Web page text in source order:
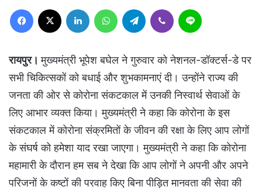
Facebook LinkedIn WhatsAppTelegram Viber
रायपुर।मुख्यमंत्री भूपेश बघेल ने गुरुवार को नेशनल-डॉक्टर्स-डे पर
सभी चिकित्सकों को बधाई और शुभकामनाएं दी। उन्होंने राज्य की
जनता की ओर से कोरोना संकटकाल में उनकी निस्वार्थ सेवाओं के
लिए आभार व्यक्त किया। मुख्यमंत्री ने कहा कि कोरोना के इस
संकटकाल में कोरोना संक्रमितों के जीवन की रक्षा के लिए आप लोगों
के संघर्ष को हमेशा याद रखा जाएगा। मुख्यमंत्री ने कहा कि कोरोना
महामारी के दौरान हम सब ने देखा कि आप लोगों ने अपनी और अपने
परिजनों के कष्टों की परवाह किए बिना पीड़ित मानवता की सेवा की